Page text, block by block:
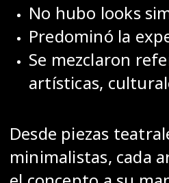
No hubo looks
Predominó la
Se mezclaron
artísticas,
Desde piezas
minimalistas, cada